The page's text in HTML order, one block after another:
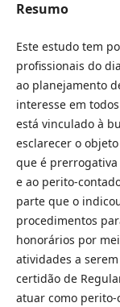
Resumo
Este estudo tem
profissionais do
ao planejamento
interesse em
está vinculado à
esclarecer o
que é prerrogativa
e ao perito-
parte que o
procedimentos
honorários por
atividades a
certidão de
atuar como